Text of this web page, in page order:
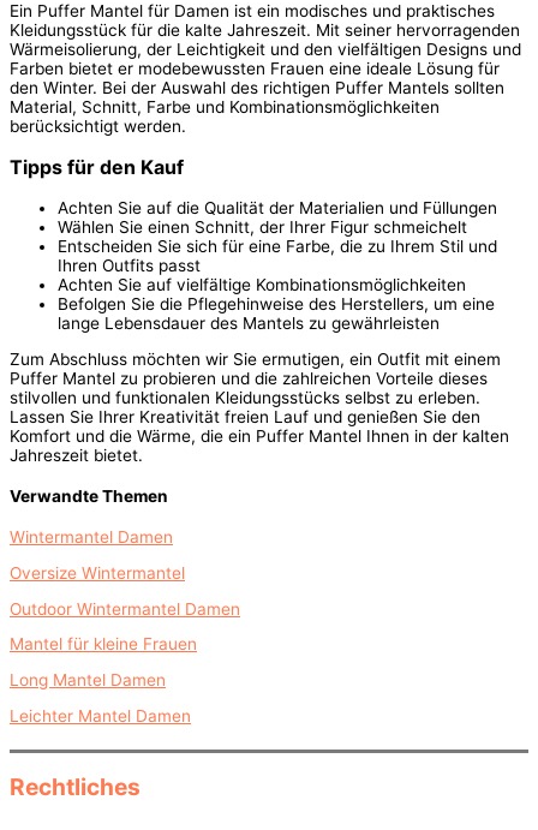
Ein Puffer Mantel für Damen ist ein modisches und praktisches
Kleidungsstück für die kalte Jahreszeit. Mit seiner hervorragenden
Wärmeisolierung, der Leichtigkeit und den vielfältigen Designs und
Farben bietet er modebewussten Frauen eine ideale Lösung für
den Winter. Bei der Auswahl des richtigen Puffer Mantels sollten
Material, Schnitt, Farbe und Kombinationsmöglichkeiten
berücksichtigt werden.
Tipps für den Kauf
Achten Sie auf die Qualität der Materialien und Füllungen
Wählen Sie einen Schnitt, der Ihrer Figur schmeichelt
Entscheiden Sie sich für eine Farbe, die zu Ihrem Stil und
Ihren Outfits passt
Achten Sie auf vielfältige Kombinationsmöglichkeiten
Befolgen Sie die Pflegehinweise des Herstellers, um eine
lange Lebensdauer des Mantels zu gewährleisten
Zum Abschluss möchten wir Sie ermutigen, ein Outfit mit einem
Puffer Mantel zu probieren und die zahlreichen Vorteile dieses
stilvollen und funktionalen Kleidungsstücks selbst zu erleben.
Lassen Sie Ihrer Kreativität freien Lauf und genießen Sie den
Komfort und die Wärme, die ein Puffer Mantel Ihnen in der kalten
Jahreszeit bietet.
Verwandte Themen
Wintermantel Damen
Oversize Wintermantel
Outdoor Wintermantel Damen
Mantel für kleine Frauen
Long Mantel Damen
Leichter Mantel Damen
Rechtliches